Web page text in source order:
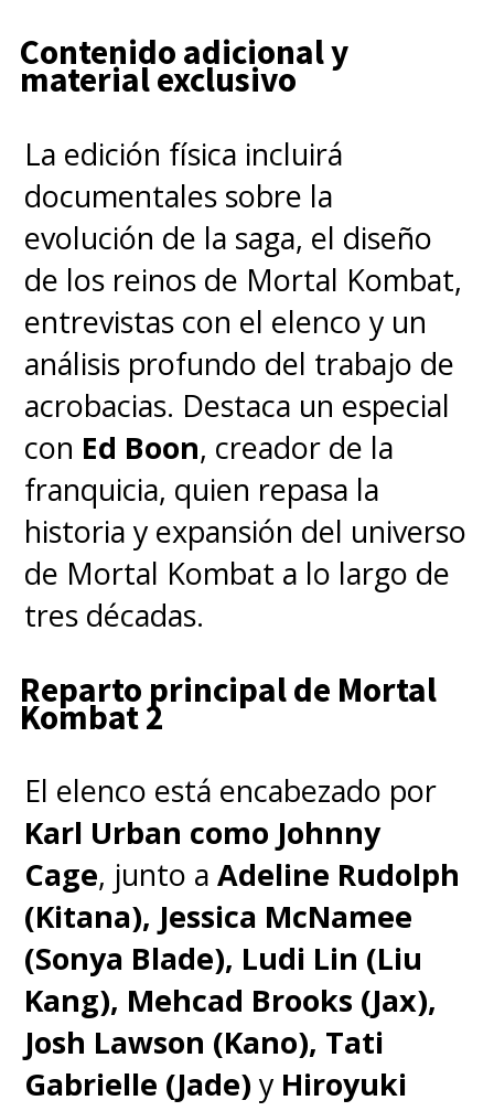
Contenido adicional y
material exclusivo
La edición física incluirá
documentales sobre la
evolución de la saga, el diseño
de los reinos de Mortal Kombat,
entrevistas con el elenco y un
análisis profundo del trabajo de
acrobacias. Destaca un especial
con Ed Boon, creador de la
franquicia, quien repasa la
historia y expansión del universo
de Mortal Kombat a lo largo de
tres décadas.
Reparto principal de Mortal
Kombat 2
El elenco está encabezado por
Karl Urban como Johnny
Cage, junto aAdeline Rudolph
(Kitana), Jessica McNamee
(Sonya Blade), Ludi Lin (Liu
Kang), Mehcad Brooks (Jax),
Josh Lawson (Kano), Tati
Gabrielle (Jade) y Hiroyuki